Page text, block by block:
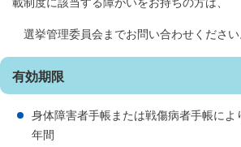
載制度に該当する障がいをお持ちの方は、
選挙管理委員会までお問い合わせください
有効期限
身体障害者手帳または戦傷病者手帳によ
年間